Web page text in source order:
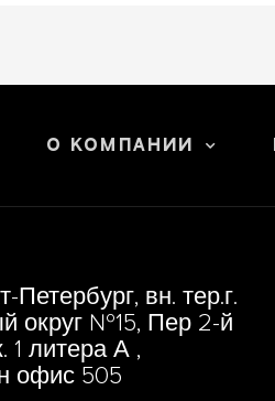
О компании
Петербург, вн. тер.г.
округ №15, Пер 2-й
1 литера А ,
офис 505